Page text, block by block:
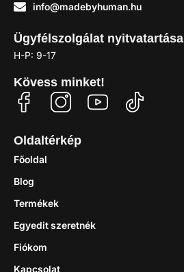
info@madebyhuman.hu
Ügyfélszolgálat nyitvatartása
H-P: 9-17
Kövess minket!
Oldaltérkép
Főoldal
Blog
Termékek
Egyedit szeretnék
Fiókom
Kapcsolat